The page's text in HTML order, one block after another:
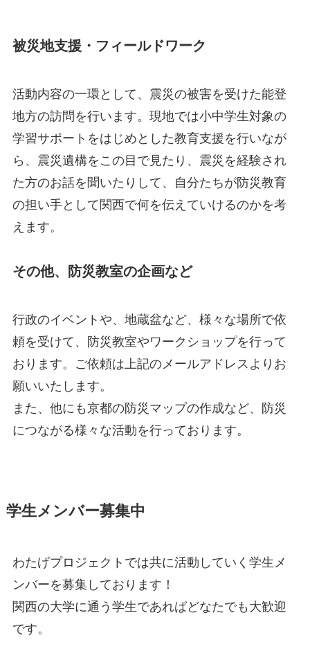
被災地支援・フィールドワーク
活動内容の一環として、震災の被害を受けた能登
地方の訪問を行います。現地では小中学生対象の
学習サポートをはじめとした教育支援を行いなが
ら、震災遺構をこの目で見たり、震災を経験され
た方のお話を聞いたりして、自分たちが防災教育
の担い手として関西で何を伝えていけるのかを考
えます。
その他、防災教室の企画など
行政のイベントや、地蔵盆など、様々な場所で依
頼を受けて、防災教室やワークショップを行って
おります。ご依頼は上記のメールアドレスよりお
願いいたします。
また、他にも京都の防災マップの作成など、防災
につながる様々な活動を行っております。
学生メンバー募集中
わたげプロジェクトでは共に活動していく学生メ
ンバーを募集しております！
関西の大学に通う学生であればどなたでも大歓迎
です。